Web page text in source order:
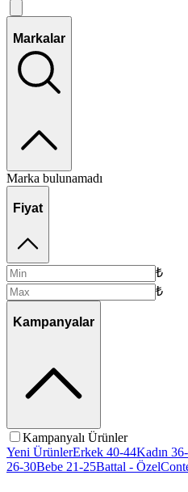
Markalar
Marka bulunamadı
Fiyat
₺
₺
Kampanyalar
Kampanyalı Ürünler
Yeni ÜrünlerErkek 40-44Kadın
26-30Bebe 21-25Battal - Özel